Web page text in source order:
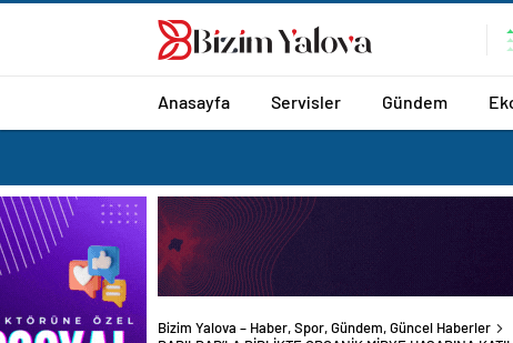
romabet
deneme
Anasayfa Servisler Gündem
Bizim Yalova – Haber, Spor, Gündem, Güncel Haberler